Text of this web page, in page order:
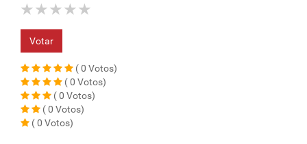
★
★
★
★
★
Votar
( 0 Votos)
( 0 Votos)
( 0 Votos)
( 0 Votos)
( 0 Votos)